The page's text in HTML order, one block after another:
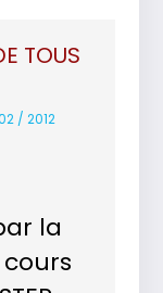
TOUS
/ 2012
la
cours